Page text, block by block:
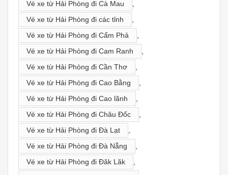
Vé xe từ Hải Phòng đi Cà Mau
Vé xe từ Hải Phòng đi các tỉnh
Vé xe từ Hải Phòng đi Cẩm Phả
Vé xe từ Hải Phòng đi Cam Ranh
Vé xe từ Hải Phòng đi Cần Thơ
Vé xe từ Hải Phòng đi Cao Bằng
Vé xe từ Hải Phòng đi Cao lãnh
Vé xe từ Hải Phòng đi Châu Đốc
Vé xe từ Hải Phòng đi Đà Lạt
Vé xe từ Hải Phòng đi Đà Nẵng
Vé xe từ Hải Phòng đi Đăk Lăk